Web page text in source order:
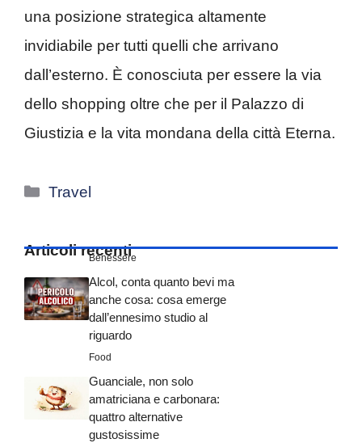
una posizione strategica altamente
invidiabile per tutti quelli che arrivano
dall’esterno. È conosciuta per essere la via
dello shopping oltre che per il Palazzo di
Giustizia e la vita mondana della città Eterna.
Categorie
Travel
Articoli recenti
Benessere
Alcol, conta quanto bevi ma
anche cosa: cosa emerge
dall’ennesimo studio al
riguardo
Food
Guanciale, non solo
amatriciana e carbonara:
quattro alternative
gustosissime